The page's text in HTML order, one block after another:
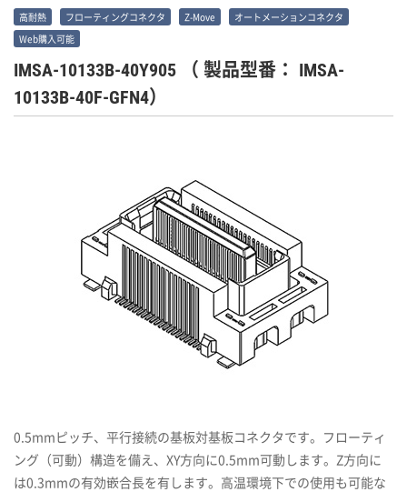
高耐熱 フローティングコネクタ Z-Move
オートメーションコネクタ
Web購入可能
IMSA-10133B-40Y905 （ 製品型番： IMSA-
10133B-40F-GFN4）
0.5mmピッチ、平行接続の基板対基板コネクタです。フローティ
ング（可動）構造を備え、XY方向に0.5mm可動します。Z方向に
は0.3mmの有効嵌合長を有します。高温環境下での使用も可能な